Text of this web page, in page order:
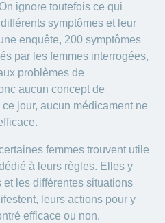
ignore toutefois ce qui
symptômes et leur
enquête, 200 symptômes
par les femmes interrogées,
problèmes de
aucun concept de
jour, aucun médicament ne
femmes trouvent utile
à leurs règles. Elles y
les différentes situations
leurs actions pour y
efficace ou non.